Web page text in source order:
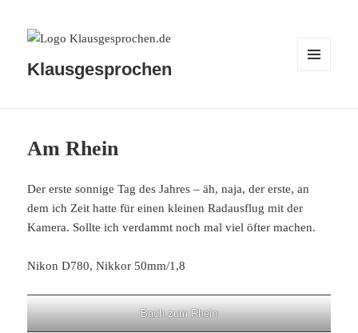
Klausgesprochen
Am Rhein
Der erste sonnige Tag des Jahres – äh, naja, der erste, an
dem ich Zeit hatte für einen kleinen Radausflug mit der
Kamera. Sollte ich verdammt noch mal viel öfter machen.
Nikon D780, Nikkor 50mm/1,8
Bach zum Rhein